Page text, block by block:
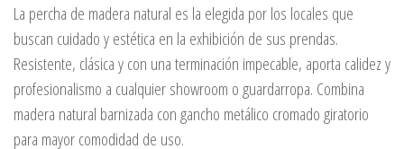
La percha de madera natural es la elegida por los locales que
buscan cuidado y estética en la exhibición de sus prendas.
Resistente, clásica y con una terminación impecable, aporta calidez y
profesionalismo a cualquier showroom o guardarropa. Combina
madera natural barnizada con gancho metálico cromado giratorio
para mayor comodidad de uso.